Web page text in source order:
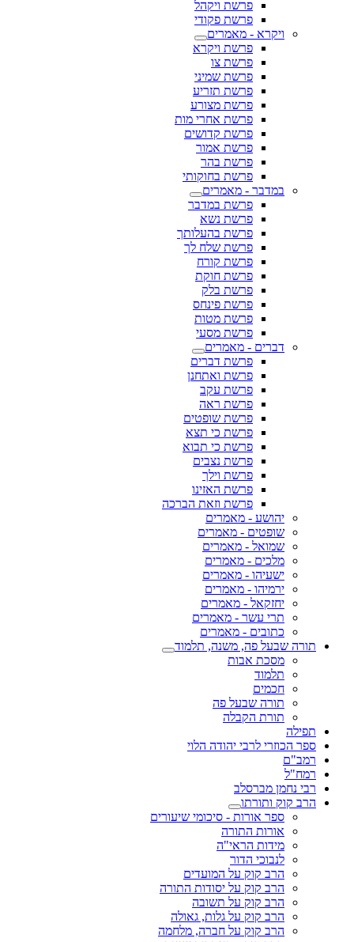
פרשת ויקהל
פרשת פקודי
ויקרא - מאמרים
פרשת ויקרא
פרשת צו
פרשת שמיני
פרשת תזריע
פרשת מצורע
פרשת אחרי מות
פרשת קדושים
פרשת אמור
פרשת בהר
פרשת בחוקותי
במדבר - מאמרים
פרשת במדבר
פרשת נשא
פרשת בהעלותך
פרשת שלח לך
פרשת קורח
פרשת חוקת
פרשת בלק
פרשת פינחס
פרשת מטות
פרשת מסעי
דברים - מאמרים
פרשת דברים
פרשת ואתחנן
פרשת עקב
פרשת ראה
פרשת שופטים
פרשת כי תצא
פרשת כי תבוא
פרשת נצבים
פרשת וילך
פרשת האזינו
פרשת וזאת הברכה
יהושע - מאמרים
שופטים - מאמרים
שמואל - מאמרים
מלכים - מאמרים
ישעיהו - מאמרים
ירמיהו - מאמרים
יחזקאל - מאמרים
תרי עשר - מאמרים
כתובים - מאמרים
תורה שבעל פה, משנה, תלמוד
מסכת אבות
תלמוד
חכמים
תורה שבעל פה
תורת הקבלה
תפילה
ספר הכוזרי לרבי יהודה הלוי
רמב"ם
רמח"ל
רבי נחמן מברסלב
הרב קוק ותורתו
ספר אורות - סיכומי שיעורים
אורות התורה
מידות הראי"ה
לנבוכי הדור
הרב קוק על המועדים
הרב קוק על יסודות התורה
הרב קוק על תשובה
הרב קוק על גלות, גאולה
הרב קוק על חברה, מלחמה